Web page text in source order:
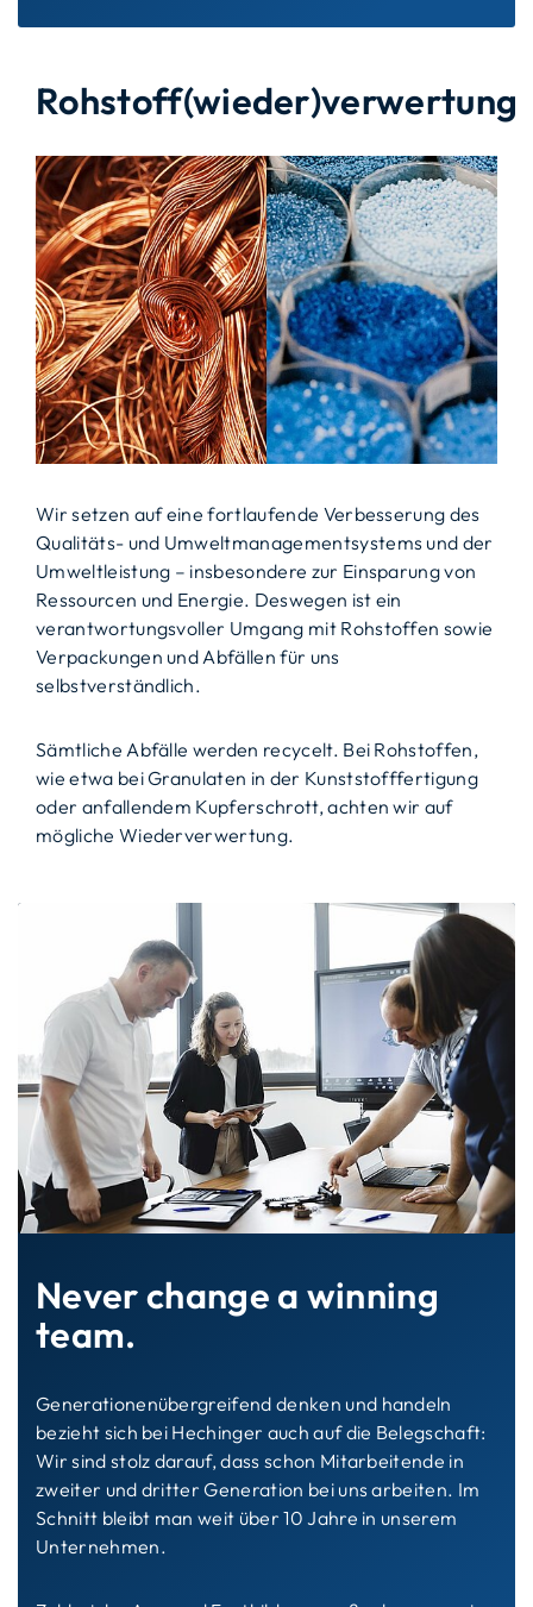
Rohstoff(wieder)verwertung
Wir setzen auf eine fortlaufende Verbesserung des
Qualitäts- und Umweltmanagementsystems und der
Umweltleistung – insbesondere zur Einsparung von
Ressourcen und Energie. Deswegen ist ein
verantwortungsvoller Umgang mit Rohstoffen sowie
Verpackungen und Abfällen für uns
selbstverständlich.
Sämtliche Abfälle werden recycelt. Bei Rohstoffen,
wie etwa bei Granulaten in der Kunststofffertigung
oder anfallendem Kupferschrott, achten wir auf
mögliche Wiederverwertung.
Never change a winning
team.
Generationenübergreifend denken und handeln
bezieht sich bei Hechinger auch auf die Belegschaft:
Wir sind stolz darauf, dass schon Mitarbeitende in
zweiter und dritter Generation bei uns arbeiten. Im
Schnitt bleibt man weit über 10 Jahre in unserem
Unternehmen.